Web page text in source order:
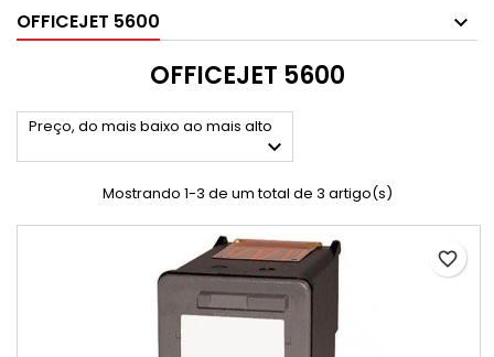
OFFICEJET 5600
OFFICEJET 5600
Preço, do mais baixo ao mais alto

Mostrando 1-3 de um total de 3 artigo(s)
favorite_border